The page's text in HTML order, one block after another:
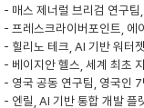
- 매스 제너럴 브리검 연구팀
- 프레스크라이버포인트, 에
- 힐리노 테크, AI 기반 워터
- 베이지안 헬스, 세계 최초
- 영국 공동 연구팀, 영국인
- 엔릴, AI 기반 통합 개발 플